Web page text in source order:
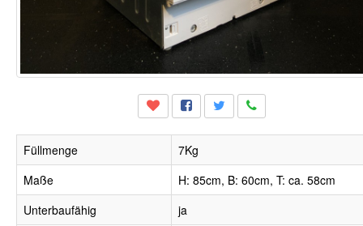
Füllmenge
7Kg
Maße
H: 85cm, B: 60cm, T: ca. 58cm
Unterbaufähig
ja